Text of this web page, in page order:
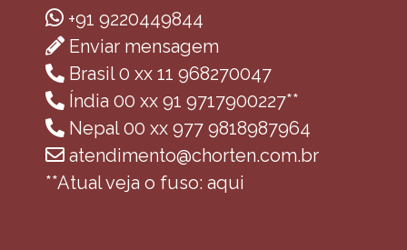
+91 9220449844
Enviar mensagem
Brasil 0 xx 11 968270047
Índia 00 xx 91 9717900227**
Nepal 00 xx 977 9818987964
atendimento@chorten.com.br
**Atual veja o fuso: aqui